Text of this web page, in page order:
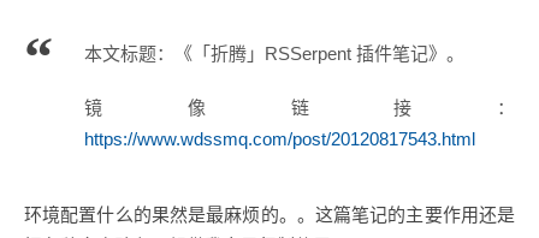
本文标题：《「折腾」RSSerpent 插件笔记》。
镜像链接：
https://www.wdssmq.com/post/20120817543.html
环境配置什么的果然是最麻烦的。。这篇笔记的主要作用还是